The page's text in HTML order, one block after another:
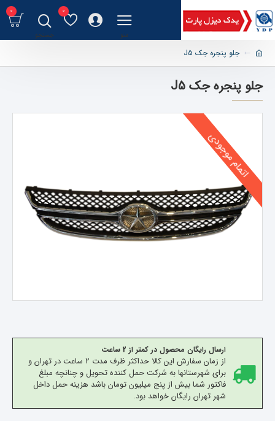
0
0
جلو پنجره جک J5
جلو پنجره جک J5
اتمام موجودی
ارسال رایگان محصول در کمتر از 2 ساعت
از زمان سفارش این کالا حداکثر ظرف مدت 2 ساعت در تهران و
برای شهرستانها به شرکت حمل کننده تحویل و چنانچه مبلغ
فاکتور شما بیش از پنج میلیون تومان باشد هزینه حمل داخل
شهر تهران رایگان خواهد بود.